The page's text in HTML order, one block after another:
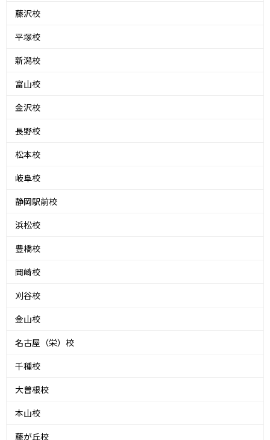
藤沢校
平塚校
新潟校
富山校
金沢校
長野校
松本校
岐阜校
静岡駅前校
浜松校
豊橋校
岡崎校
刈谷校
金山校
名古屋（栄）校
千種校
大曽根校
本山校
藤が丘校